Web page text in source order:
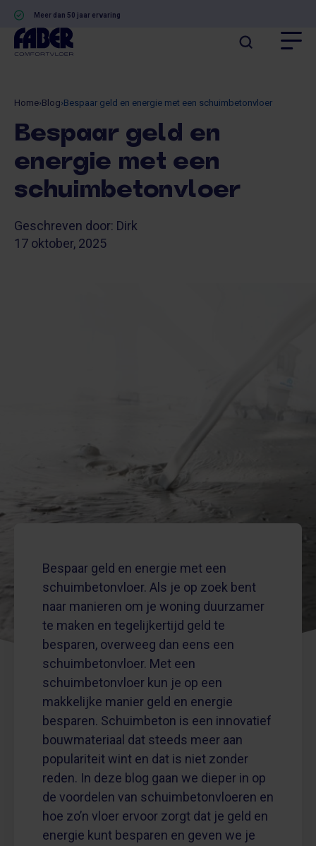
Meer dan 50 jaar ervaring
Home›Blog›Bespaar geld en energie met een schuimbetonvloer
Bespaar geld en
energie met een
schuimbetonvloer
Geschreven door: Dirk
17 oktober, 2025
Bespaar geld en energie met een
schuimbetonvloer. Als je op zoek bent
naar manieren om je woning duurzamer
te maken en tegelijkertijd geld te
besparen, overweeg dan eens een
schuimbetonvloer. Met een
schuimbetonvloer kun je op een
makkelijke manier geld en energie
besparen. Schuimbeton is een innovatief
bouwmateriaal dat steeds meer aan
populariteit wint en dat is niet zonder
reden. In deze blog gaan we dieper in op
de voordelen van schuimbetonvloeren en
hoe zo’n vloer ervoor zorgt dat je geld en
energie kunt besparen en geven we je